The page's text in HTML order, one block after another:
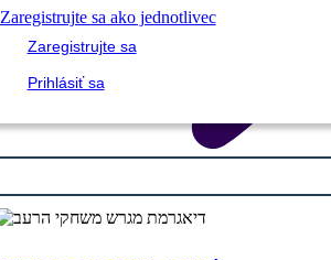
Zaregistrujte sa ako jednotlivec
Zaregistrujte sa
Prihlásiť sa